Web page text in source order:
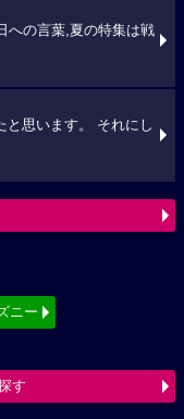
への言葉,夏の特集は戦
と思います。 それにし
ニー
す